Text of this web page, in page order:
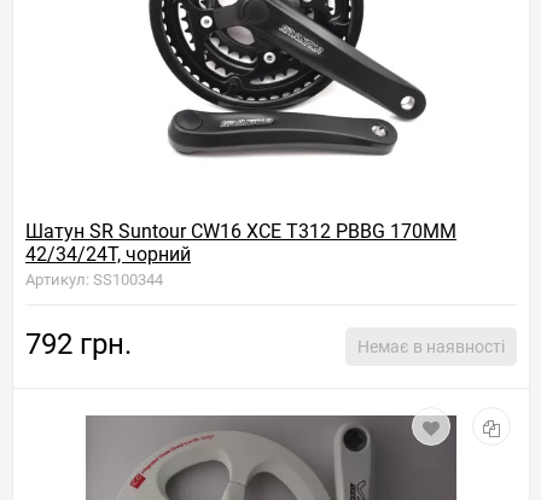
Шатун SR Suntour CW16 XCE T312 PBBG 170MM
42/34/24T, чорний
Артикул: SS100344
792 грн. Немає в наявності